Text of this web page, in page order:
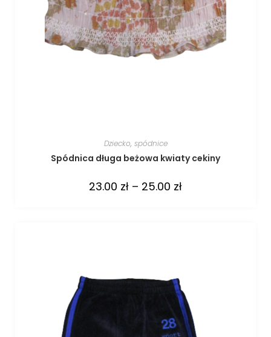
Dziecko, spódnice
Spódnica długa beżowa kwiaty cekiny
23.00 zł – 25.00 zł